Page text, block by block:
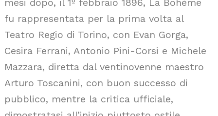
mesi dopo, il 1º febbraio 1896, La Bohème
fu rappresentata per la prima volta al
Teatro Regio di Torino, con Evan Gorga,
Cesira Ferrani, Antonio Pini-Corsi e Michele
Mazzara, diretta dal ventinovenne maestro
Arturo Toscanini, con buon successo di
pubblico, mentre la critica ufficiale,